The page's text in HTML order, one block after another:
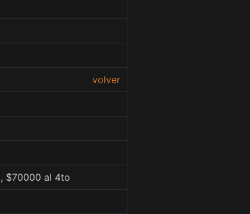
volver
$70000 al 4to